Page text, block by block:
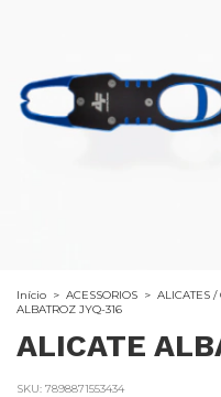
Início > ACESSORIOS > ALICATES /
ALBATROZ JYQ-316
ALICATE
SKU: 7898871553434